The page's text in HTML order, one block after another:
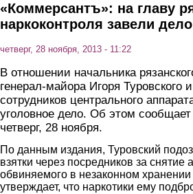
«Коммерсантъ»: на главу
наркоконтроля завели
четверг, 28 ноября, 2013 - 11:22
В отношении начальника
генерал-майора Игоря Туровского
сотрудников центрального
уголовное дело. Об этом
четверг, 28 ноября.
По данным издания, Туровский
взятки через посредников за снятие
обвиняемого в незаконном
утверждает, что наркотики ему